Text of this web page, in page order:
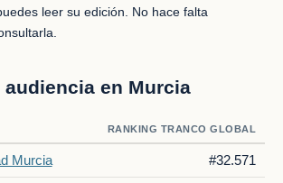
leer su edición. No hace falta
audiencia en Murcia
RANKING TRANCO GLOBAL
Murcia #32.571